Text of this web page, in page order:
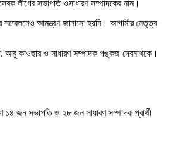
লীগের সভাপতি ওসাধারণ সম্পাদকের নাম।
সম্মেলনেও আমন্ত্রণ জানানো হয়নি। আগামীর নেতৃত্ব
আবু কাওছার ও সাধারণ সম্পাদক পঙ্কজ দেবনাথকে।
১৪ জন সভাপতি ও ২৮ জন সাধারণ সম্পাদক প্রার্থী